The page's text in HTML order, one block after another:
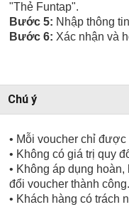
"Thẻ Funtap".
Bước 5: Nhập thông
Bước 6: Xác nhận và
Chú ý
• Mỗi voucher chỉ
• Không có giá trị quy
• Không áp dụng
đổi voucher thành công.
• Khách hàng có trách